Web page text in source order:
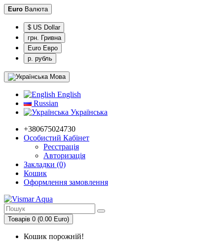
Euro Валюта
$ US Dollar
грн. Гривна
Euro Евро
р. рубль
Мова
English
Russian
Українська
+380675024730
Особистий Кабінет
Реєстрація
Авторизація
Закладки (0)
Кошик
Оформлення замовлення
Товарів 0 (0.00 Euro)
Кошик порожній!